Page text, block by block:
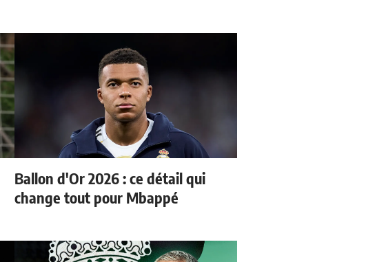
Ballon d'Or 2026 : ce détail qui
change tout pour Mbappé